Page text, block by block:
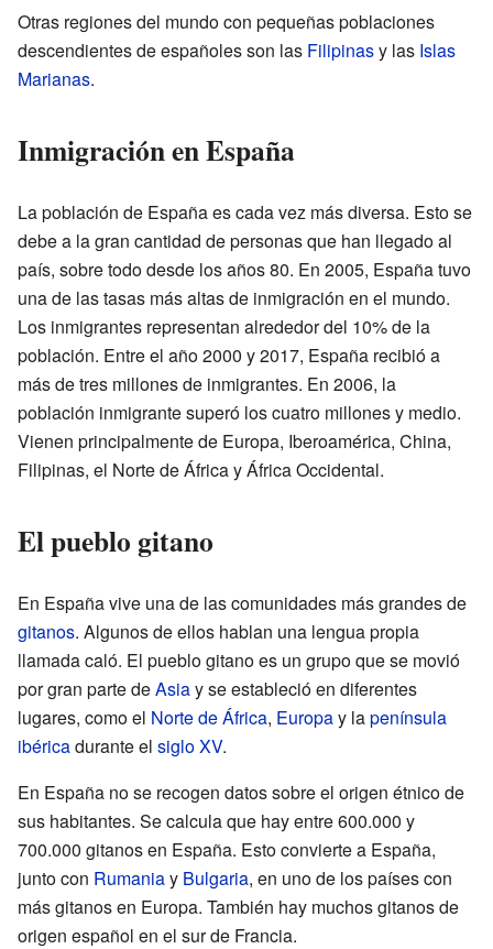
Otras regiones del mundo con pequeñas poblaciones
descendientes de españoles son las Filipinasy las Islas
Marianas.
Inmigración en España
La población de España es cada vez más diversa. Esto se
debe a la gran cantidad de personas que han llegado al
país, sobre todo desde los años 80. En 2005, España tuvo
una de las tasas más altas de inmigración en el mundo.
Los inmigrantes representan alrededor del 10% de la
población. Entre el año 2000 y 2017, España recibió a
más de tres millones de inmigrantes. En 2006, la
población inmigrante superó los cuatro millones y medio.
Vienen principalmente de Europa, Iberoamérica, China,
Filipinas, el Norte de África y África Occidental.
El pueblo gitano
En España vive una de las comunidades más grandes de
gitanos. Algunos de ellos hablan una lengua propia
llamada caló. El pueblo gitano es un grupo que se movió
por gran parte deAsiay se estableció en diferentes
lugares, como el Norte de África, Europay lapenínsula
ibéricadurante el siglo XV.
En España no se recogen datos sobre el origen étnico de
sus habitantes. Se calcula que hay entre 600.000 y
700.000 gitanos en España. Esto convierte a España,
junto con Rumaniay Bulgaria, en uno de los países con
más gitanos en Europa. También hay muchos gitanos de
origen español en el sur de Francia.